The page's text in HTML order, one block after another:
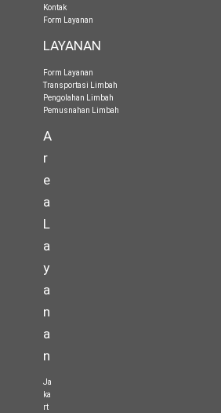
Kontak
Form Layanan
LAYANAN
Form Layanan
Transportasi Limbah
Pengolahan Limbah
Pemusnahan Limbah
A
r
e
a
L
a
y
a
n
a
n
Ja
ka
rt